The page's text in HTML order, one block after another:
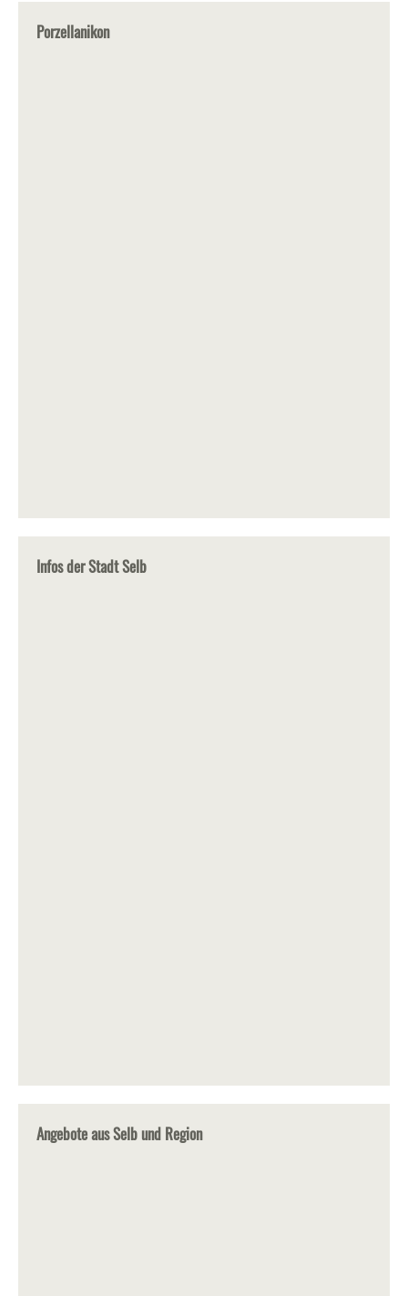
Porzellanikon
Infos der Stadt Selb
Angebote aus Selb und Region